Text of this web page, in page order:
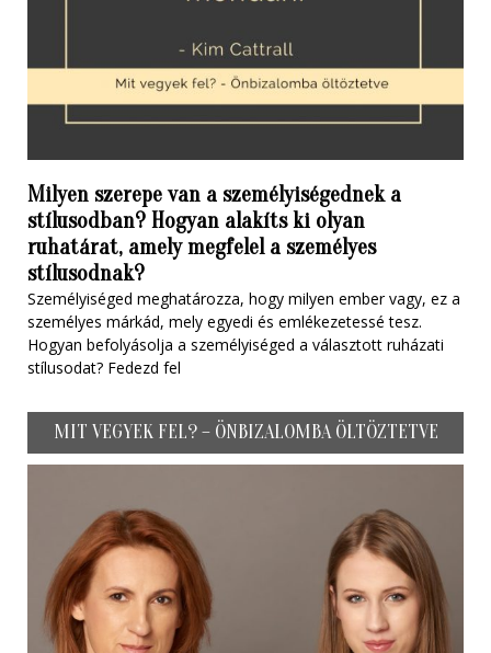
Milyen szerepe van a személyiségednek a
stílusodban? Hogyan alakíts ki olyan
ruhatárat, amely megfelel a személyes
stílusodnak?
Személyiséged meghatározza, hogy milyen ember vagy, ez a
személyes márkád, mely egyedi és emlékezetessé tesz.
Hogyan befolyásolja a személyiséged a választott ruházati
stílusodat? Fedezd fel
MIT VEGYEK FEL? – ÖNBIZALOMBA ÖLTÖZTETVE